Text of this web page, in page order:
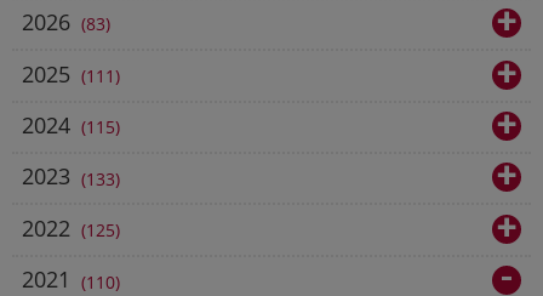
2026 83
2025 111
2024 115
2023 133
2022 125
2021 110